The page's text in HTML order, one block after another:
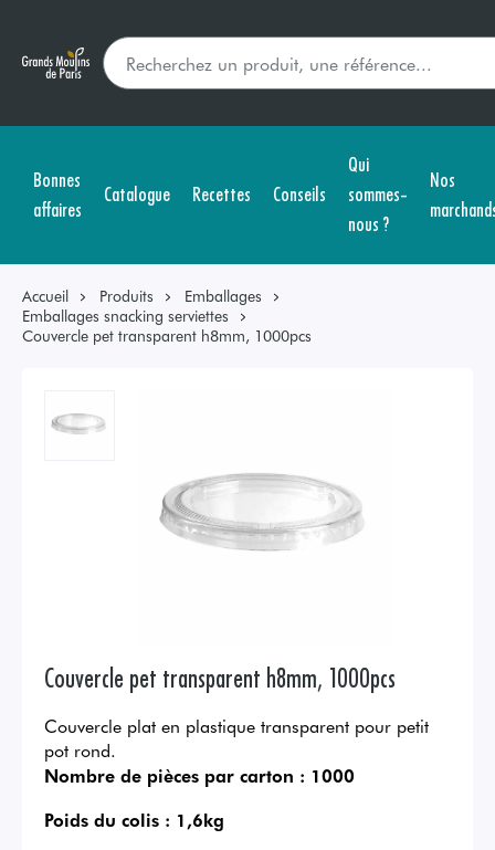
Bonnes
affaires
Catalogue Recettes Conseils
Qui
sommes-
nous ?
Nos
Accueil Produits
Emballages
Emballages snacking serviettes
Couvercle pet transparent h8mm, 1000pcs
Couvercle pet transparent h8mm, 1000pcs
Couvercle plat en plastique transparent pour petit
pot rond.
Nombre de pièces par carton : 1000
Poids du colis : 1,6kg